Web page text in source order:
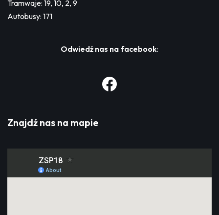
Tramwaje: 19, 10, 2, 9
Autobusy: 171
Odwiedź nas na facebook:
Znajdź nas na mapie